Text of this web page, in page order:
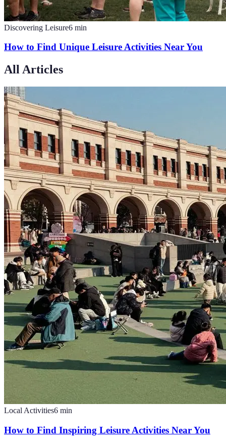
Discovering Leisure6 min
How to Find Unique Leisure Activities Near You
All Articles
Local Activities6 min
How to Find Inspiring Leisure Activities Near You